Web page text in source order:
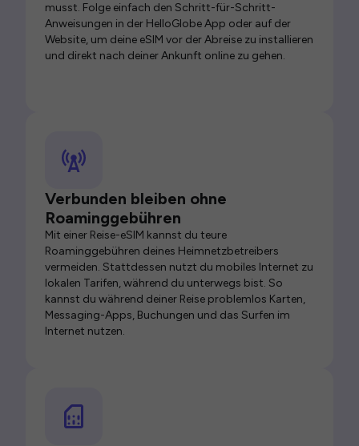
musst. Folge einfach den Schritt-für-Schritt-
Anweisungen in der HelloGlobe App oder auf der
Website, um deine eSIM vor der Abreise zu installieren
und direkt nach deiner Ankunft online zu gehen.
Verbunden bleiben ohne
Roaminggebühren
Mit einer Reise-eSIM kannst du teure
Roaminggebühren deines Heimnetzbetreibers
vermeiden. Stattdessen nutzt du mobiles Internet zu
lokalen Tarifen, während du unterwegs bist. So
kannst du während deiner Reise problemlos Karten,
Messaging-Apps, Buchungen und das Surfen im
Internet nutzen.